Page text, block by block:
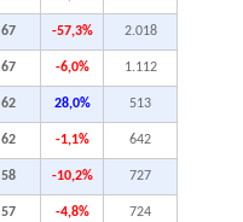
67 -57,3% 2.018
67 -6,0% 1.112
62 28,0% 513
62 -1,1% 642
58 -10,2% 727
57 -4,8% 724